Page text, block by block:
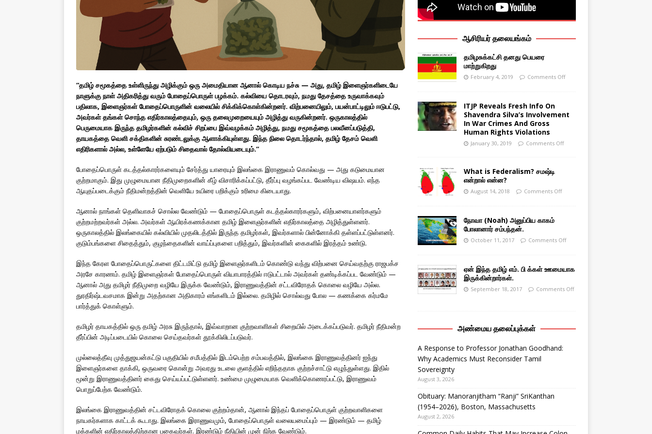
“தமிழ் சமூகத்தை உள்ளிருந்து அழிக்கும் ஒரு அமைதியான ஆனால் கொடிய நச்சு — அது, தமிழ் இளைஞர்களிடையே
நாளுக்கு நாள் அதிகரித்து வரும் போதைப்பொருள் பழக்கம். கல்வியை தொடரவும், நமது தேசத்தை உருவாக்கவும்
பதிலாக, இளைஞர்கள் போதைப்பொருளின் வலையில் சிக்கிக்கொள்கின்றனர். விற்பனையிலும், பயன்பாட்டிலும் ஈடுபட்டு,
அவர்கள் தங்கள் சொந்த எதிர்காலத்தையும், ஒரு தலைமுறையையும் அழித்து வருகின்றனர். ஒருகாலத்தில்
பெருமையாக இருந்த தமிழர்களின் கல்விச் சிறப்பை இவ்வழக்கம் அழித்து, நமது சமூகத்தை பலவீனப்படுத்தி,
தாயகத்தை வெளி சக்திகளின் சுரண்டலுக்கு ஆளாக்கியுள்ளது. இந்த நிலை தொடர்ந்தால், தமிழ் தேசம் வெளி
எதிரிகளால் அல்ல, உள்ளேயே ஏற்படும் சிதைவால் தோல்வியடையும்.”
போதைப்பொருள் கடத்தல்காரர்களையும் சேர்த்து யாரையும் இலங்கை இராணுவம் கொல்வது — அது கடுமையான
குற்றமாகும். இது முழுமையான நீதிமுறைகளின் கீழ் விசாரிக்கப்பட்டு, தீர்ப்பு வழங்கப்பட வேண்டிய விஷயம். எந்த
ஆயுதப்படைக்கும் நீதிமன்றத்தின் வெளியே உயிரை பறிக்கும் உரிமை கிடையாது.
ஆனால் நாங்கள் தெளிவாகச் சொல்ல வேண்டும் — போதைப்பொருள் கடத்தல்காரர்களும், விற்பனையாளர்களும்
குற்றமற்றவர்கள் அல்ல. அவர்கள் ஆயிரக்கணக்கான தமிழ் இளைஞர்களின் எதிர்காலத்தை அழித்துள்ளனர்.
ஒருகாலத்தில் இலங்கையில் கல்வியில் முதலிடத்தில் இருந்த தமிழர்கள், இவர்களால் பின்னோக்கி தள்ளப்பட்டுள்ளனர்.
குடும்பங்களை சிதைத்தும், குழந்தைகளின் வாய்ப்புகளை பறித்தும், இவர்களின் கைகளில் இரத்தம் உண்டு.
இந்த கேரள போதைப்பொருட்களை திட்டமிட்டு தமிழ் இளைஞர்களிடம் கொண்டு வந்து விற்பனை செய்வதற்கு ராஜபக்ச
அரசே காரணம். தமிழ் இளைஞர்கள் போதைப்பொருள் வியாபாரத்தில் ஈடுபட்டால் அவர்கள் தண்டிக்கப்பட வேண்டும் —
ஆனால் அது தமிழர் நீதிமுறை வழியே இருக்க வேண்டும், இராணுவத்தின் சட்டவிரோதக் கொலை வழியே அல்ல.
துரதிர்ஷ்டவசமாக இன்று அதற்கான அதிகாரம் எங்களிடம் இல்லை. தமிழில் சொல்வது போல — கணக்கை கர்மமே
பார்த்துக் கொள்ளும்.
தமிழர் தாயகத்தில் ஒரு தமிழ் அரசு இருந்தால், இவ்வாறான குற்றவாளிகள் சிறையில் அடைக்கப்படுவர். தமிழர் நீதிமன்ற
தீர்ப்பின் அடிப்படையில் கொலை செய்தவர்கள் தூக்கிலிடப்படுவர்.
முல்லைத்தீவு முத்துஜயன்கட்டு பகுதியில் சமீபத்தில் இடம்பெற்ற சம்பவத்தில், இலங்கை இராணுவத்தினர் ஐந்து
இளைஞர்களை தாக்கி, ஒருவரை கொன்று அவரது உடலை குளத்தில் எறிந்ததாக குற்றச்சாட்டு எழுந்துள்ளது. இதில்
மூன்று இராணுவத்தினர் கைது செய்யப்பட்டுள்ளனர். உண்மை முழுமையாக வெளிக்கொணரப்பட்டு, இராணுவம்
பொறுப்பேற்க வேண்டும்.
இலங்கை இராணுவத்தின் சட்டவிரோதக் கொலை குற்றம்தான், ஆனால் இந்தப் போதைப்பொருள் குற்றவாளிகளை
நாயகர்களாக காட்டக் கூடாது. இலங்கை இராணுவமும், போதைப்பொருள் வலையமைப்பும் — இரண்டும் — தமிழ்
மக்களின் எதிர்காலத்திற்கான பகைவர்கள். இரண்டும் நீதியின் முன் நிற்க வேண்டும்.
ஆசிரியர் தலையங்கம்
தமிழசுக்கட்சி தனது பெயரை
மாற்றுகிறது
February 4, 2019 Comments Off
ITJP Reveals Fresh Info On
Shavendra Silva’s Involvement
In War Crimes And Gross
Human Rights Violations
January 30, 2019 Comments Off
What is Federalism? சமஷ்டி
என்றால் என்ன?
August 14, 2018 Comments Off
நோவா (Noah) அனுப்பிய காகம்
போலானார் சம்பந்தன்.
October 11, 2017 Comments Off
ஏன் இந்த தமிழ் எம். பி க்கள் ஊமையாக
இருக்கின்றார்கள்.
September 18, 2017 Comments Off
அண்மைய தலைப்புக்கள்
A Response to Professor Jonathan Goodhand:
Why Academics Must Reconsider Tamil
Sovereignty
August 3, 2026
Obituary: Manoranjitham “Ranji” SriKanthan
(1954–2026), Boston, Massachusetts
August 2, 2026